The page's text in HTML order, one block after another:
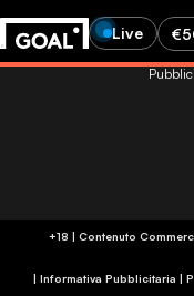
Live
+18 | Contenuto
| Informativa Pubblicitaria |